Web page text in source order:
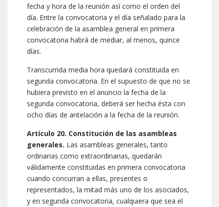
fecha y hora de la reunión así como el orden del
día. Entre la convocatoria y el día señalado para la
celebración de la asamblea general en primera
convocatoria habrá de mediar, al menos, quince
días.
Transcurrida media hora quedará constituida en
segunda convocatoria. En el supuesto de que no se
hubiera previsto en el anuncio la fecha de la
segunda convocatoria, deberá ser hecha ésta con
ocho días de antelación a la fecha de la reunión.
Artículo 20. Constitución de las asambleas
generales. Las asambleas generales, tanto
ordinarias como extraordinarias, quedarán
válidamente constituidas en primera convocatoria
cuando concurran a ellas, presentes o
representados, la mitad más uno de los asociados,
y en segunda convocatoria, cualquiera que sea el